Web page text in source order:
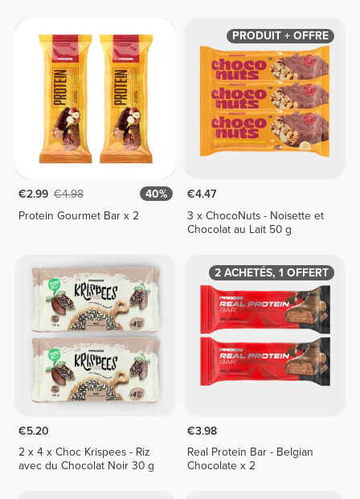
€2.99 €4.98
40%
Protein Gourmet Bar x 2
PRODUIT + OFFRE
€4.47
3 x ChocoNuts - Noisette et
Chocolat au Lait 50 g
€5.20
2 x 4 x Choc Krispees - Riz
avec du Chocolat Noir 30 g
2 ACHETÉS, 1 OFFERT
€3.98
Real Protein Bar - Belgian
Chocolate x 2